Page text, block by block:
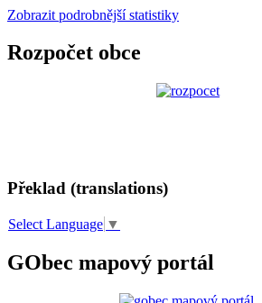
Zobrazit podrobnější statistiky
Rozpočet obce
Překlad (translations)
Select Language ▼
GObec mapový portál